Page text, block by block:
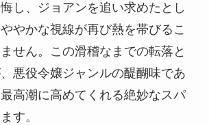
し、ジョアンを追い求めたとし
やかな視線が再び熱を帯びるこ
せん。この滑稽なまでの転落と
悪役令嬢ジャンルの醍醐味であ
高潮に高めてくれる絶妙なスパ
す。